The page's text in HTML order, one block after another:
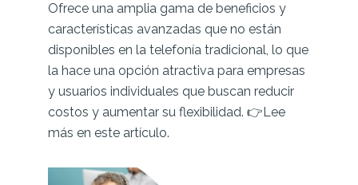
Ofrece una amplia gama de beneficios y
características avanzadas que no están
disponibles en la telefonía tradicional, lo que
la hace una opción atractiva para empresas
y usuarios individuales que buscan reducir
costos y aumentar su flexibilidad. 👉Lee
más en este artículo.